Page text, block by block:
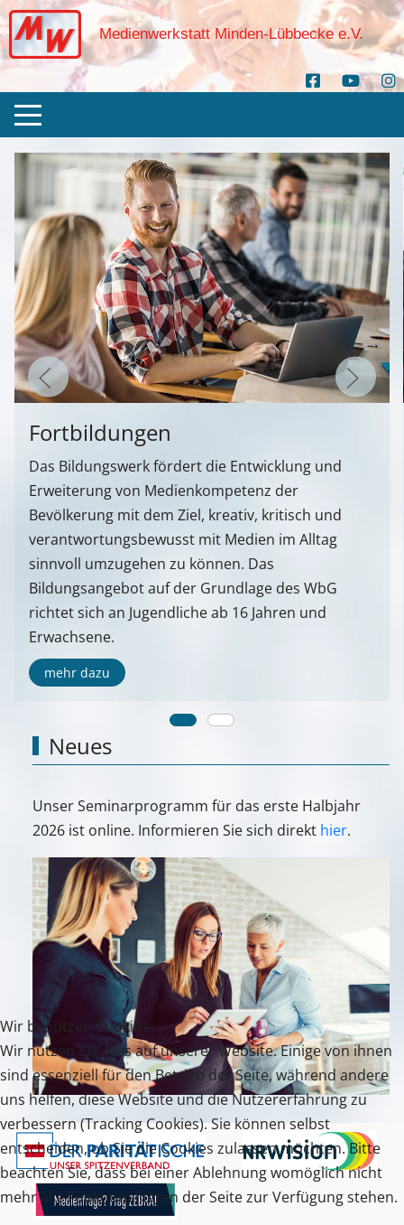
Medienwerkstatt Minden-Lübbecke e.V.
Fortbildungen
Das Bildungswerk fördert die Entwicklung und
Erweiterung von Medienkompetenz der
Bevölkerung mit dem Ziel, kreativ, kritisch und
verantwortungsbewusst mit Medien im Alltag
sinnvoll umzugehen zu können. Das
Bildungsangebot auf der Grundlage des WbG
richtet sich an Jugendliche ab 16 Jahren und
Erwachsene.
mehr dazu
Neues
Unser Seminarprogramm für das erste Halbjahr
2026 ist online. Informieren Sie sich direkt hier.
Wir benutzen Cookies
Wir nutzen Cookies auf unserer Website. Einige von ihnen
sind essenziell für den Betrieb der Seite, während andere
uns helfen, diese Website und die Nutzererfahrung zu
verbessern (Tracking Cookies). Sie können selbst
entscheiden, ob Sie die Cookies zulassen möchten. Bitte
beachten Sie, dass bei einer Ablehnung womöglich nicht
mehr alle Funktionalitäten der Seite zur Verfügung stehen.